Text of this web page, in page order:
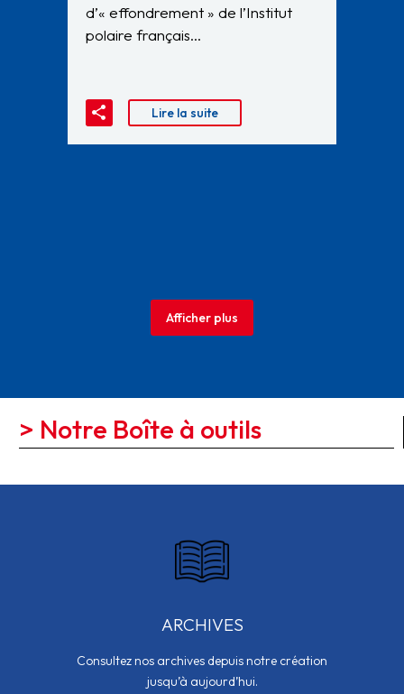
d’« effondrement » de l’Institut
polaire français…
Lire la suite
Afficher plus
> Notre Boîte à outils
ARCHIVES
Consultez nos archives depuis notre création
jusqu’à aujourd’hui.